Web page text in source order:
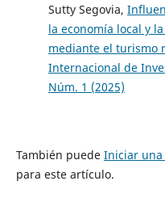
Sutty Segovia,
la economía local y
mediante el turismo
Internacional de
Núm. 1 (2025)
También puede Iniciar una
para este artículo.